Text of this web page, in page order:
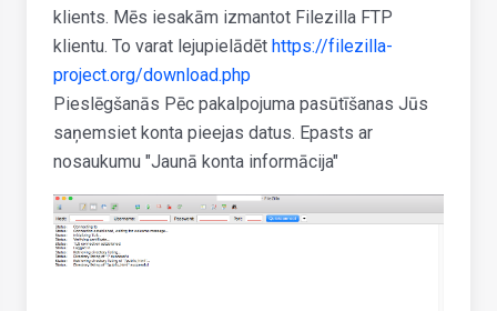
klients. Mēs iesakām izmantot Filezilla FTP
klientu. To varat lejupielādēt https://filezilla-
project.org/download.php
Pieslēgšanās Pēc pakalpojuma pasūtīšanas Jūs
saņemsiet konta pieejas datus. Epasts ar
nosaukumu "Jaunā konta informācija"